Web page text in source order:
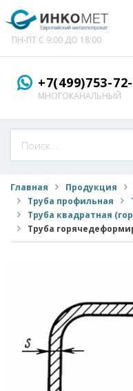
ПН-ПТ С 9:00 ДО 18:00
+7(499)753-
МНОГОКАНАЛЬНЫЙ
Главная Продукция
Труба профильная
Труба квадратная
Труба